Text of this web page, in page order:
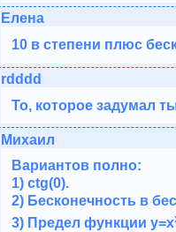
Елена
10 в степени плюс
rdddd
То, которое задумал
Михаил
Вариантов полно:
1) ctg(0).
2) Бесконечность в
3) Предел функции y=x